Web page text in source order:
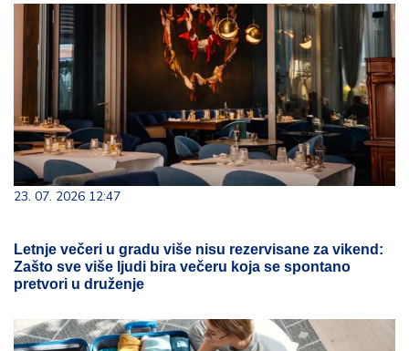
23. 07. 2026 12:47
Letnje večeri u gradu više nisu rezervisane za vikend:
Zašto sve više ljudi bira večeru koja se spontano
pretvori u druženje